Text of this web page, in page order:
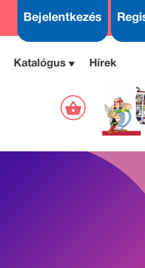
Bejelentkezés
Katalógus Hírek